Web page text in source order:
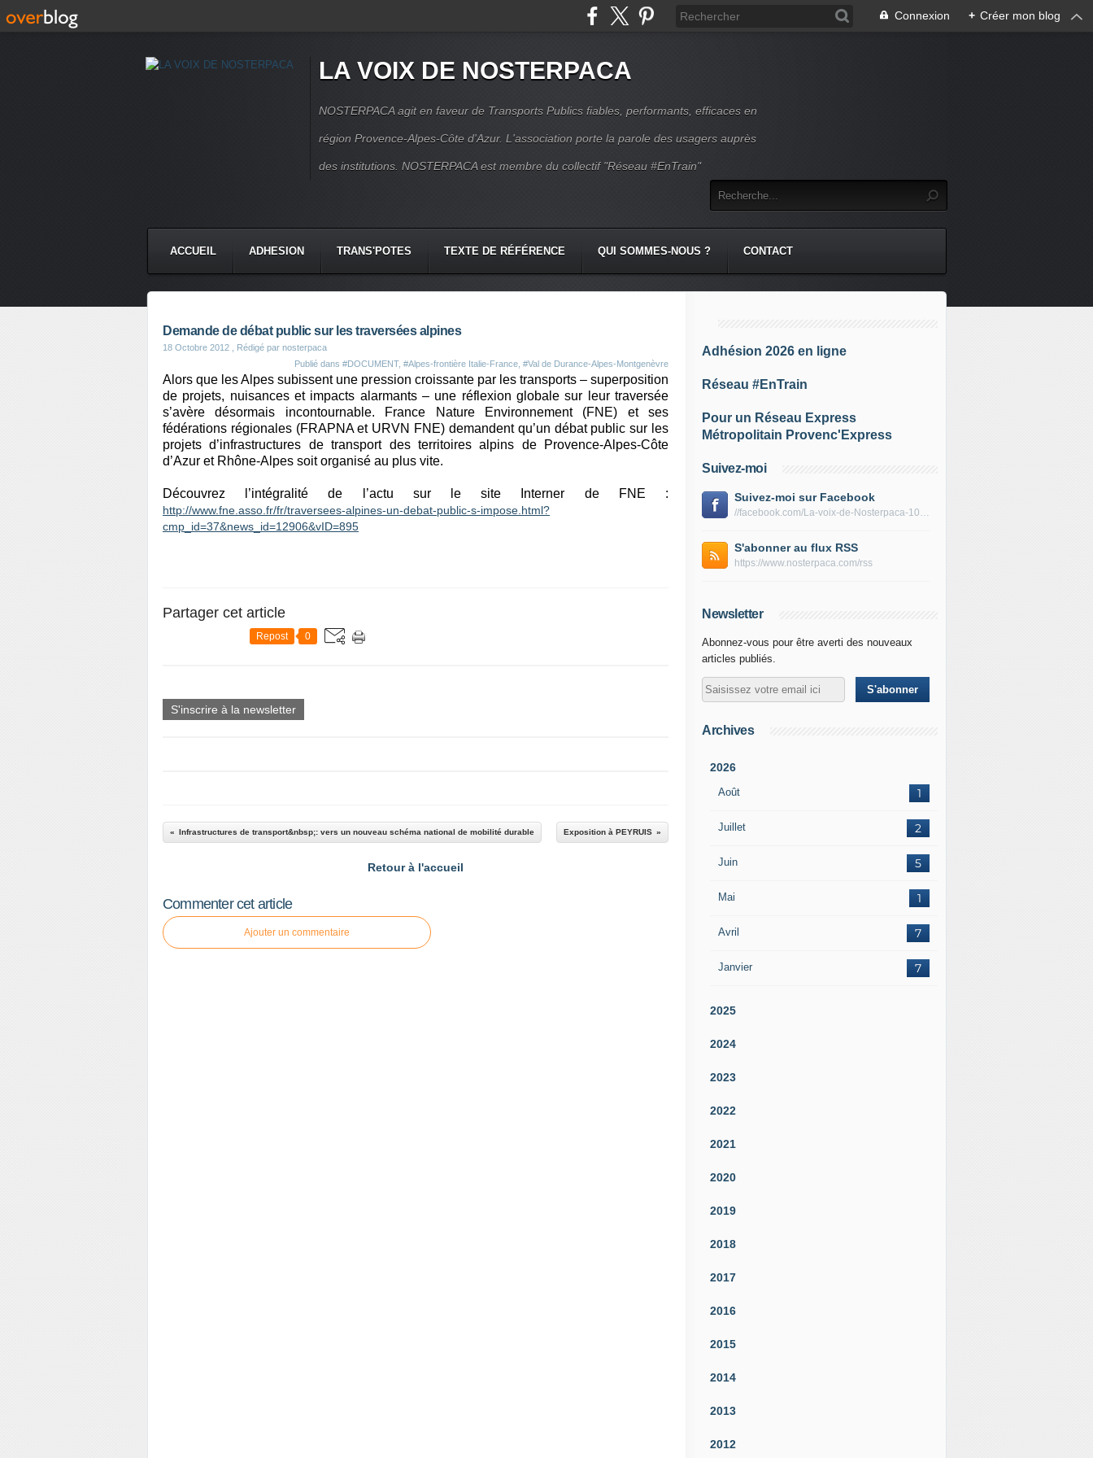
Connexion + Créer mon blog
LA VOIX DE NOSTERPACA
NOSTERPACA agit en faveur de Transports Publics fiables, performants, efficaces en
région Provence-Alpes-Côte d'Azur. L'association porte la parole des usagers auprès
des institutions. NOSTERPACA est membre du collectif "Réseau #EnTrain"
ACCUEIL ADHESION TRANS'POTES TEXTE DE RÉFÉRENCE QUI SOMMES-NOUS ? CONTACT
Demande de débat public sur les traversées alpines
18 Octobre 2012 , Rédigé par nosterpaca
Publié dans #DOCUMENT, #Alpes-frontière Italie-France #Val de Durance-Alpes-Montgenèvre
Alors que les Alpes subissent une pression croissante par les transports – superposition
de projets, nuisances et impacts alarmants – une réflexion globale sur leur traversée
s’avère désormais incontournable. France Nature Environnement (FNE) et ses
fédérations régionales (FRAPNA et URVN FNE) demandent qu’un débat public sur les
projets d’infrastructures de transport des territoires alpins de Provence-Alpes-Côte
d’Azur et Rhône-Alpes soit organisé au plus vite.
Découvrez l’intégralité de l’actu sur le site Interner de FNE :
http://www.fne.asso.fr/fr/traversees-alpines-un-debat-public-s-impose.html?
cmp_id=37&news_id=12906&vID=895
Partager cet article
Repost 0
S'inscrire à la newsletter
Infrastructures de transport&nbsp;: vers un nouveau schéma national de mobilité durable Exposition à PEYRUIS
Retour à l'accueil
Commenter cet article
Ajouter un commentaire
Adhésion 2026 en ligne
Réseau #EnTrain
Pour un Réseau Express
Métropolitain Provenc'Express
Suivez-moi
Suivez-moi sur Facebook
//facebook.com/La-voix-de-Nosterpaca-106434384284735
S'abonner au flux RSS
https://www.nosterpaca.com/rss
Newsletter
Abonnez-vous pour être averti des nouveaux
articles publiés.
Archives
2026
Août 1
Juillet 2
Juin 5
Mai 1
Avril 7
Janvier 7
2025
2024
2023
2022
2021
2020
2019
2018
2017
2016
2015
2014
2013
2012